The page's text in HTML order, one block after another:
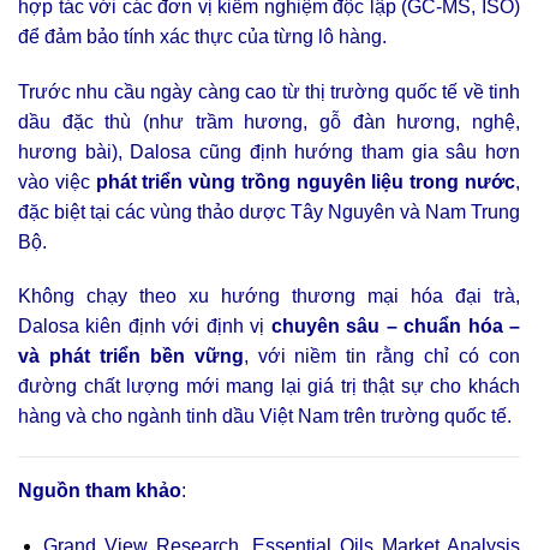
hợp tác với các đơn vị kiểm nghiệm độc lập (GC-MS, ISO)
để đảm bảo tính xác thực của từng lô hàng.
Trước nhu cầu ngày càng cao từ thị trường quốc tế về tinh
dầu đặc thù (như trầm hương, gỗ đàn hương, nghệ,
hương bài), Dalosa cũng định hướng tham gia sâu hơn
vào việc phát triển vùng trồng nguyên liệu trong nước,
đặc biệt tại các vùng thảo dược Tây Nguyên và Nam Trung
Bộ.
Không chạy theo xu hướng thương mại hóa đại trà,
Dalosa kiên định với định vị chuyên sâu – chuẩn hóa –
và phát triển bền vững, với niềm tin rằng chỉ có con
đường chất lượng mới mang lại giá trị thật sự cho khách
hàng và cho ngành tinh dầu Việt Nam trên trường quốc tế.
Nguồn tham khảo:
Grand View Research. Essential Oils Market Analysis